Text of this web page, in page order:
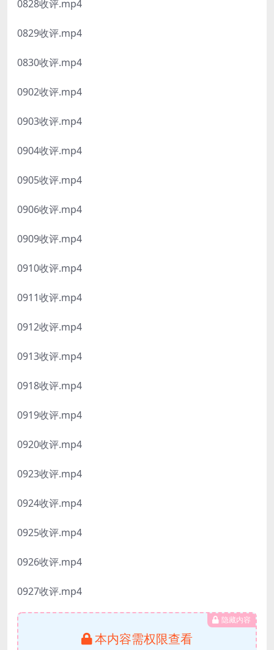
0828收评.mp4
0829收评.mp4
0830收评.mp4
0902收评.mp4
0903收评.mp4
0904收评.mp4
0905收评.mp4
0906收评.mp4
0909收评.mp4
0910收评.mp4
0911收评.mp4
0912收评.mp4
0913收评.mp4
0918收评.mp4
0919收评.mp4
0920收评.mp4
0923收评.mp4
0924收评.mp4
0925收评.mp4
0926收评.mp4
0927收评.mp4
隐藏内容
本内容需权限查看